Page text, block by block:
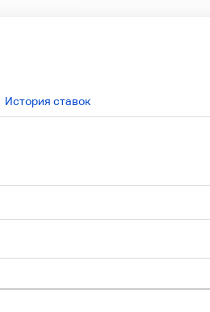
История ставок